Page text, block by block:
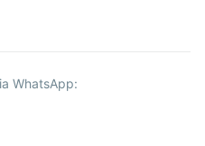
WhatsApp: